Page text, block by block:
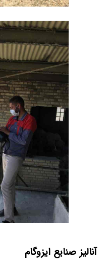
آنالیز صنایع ایزوگام